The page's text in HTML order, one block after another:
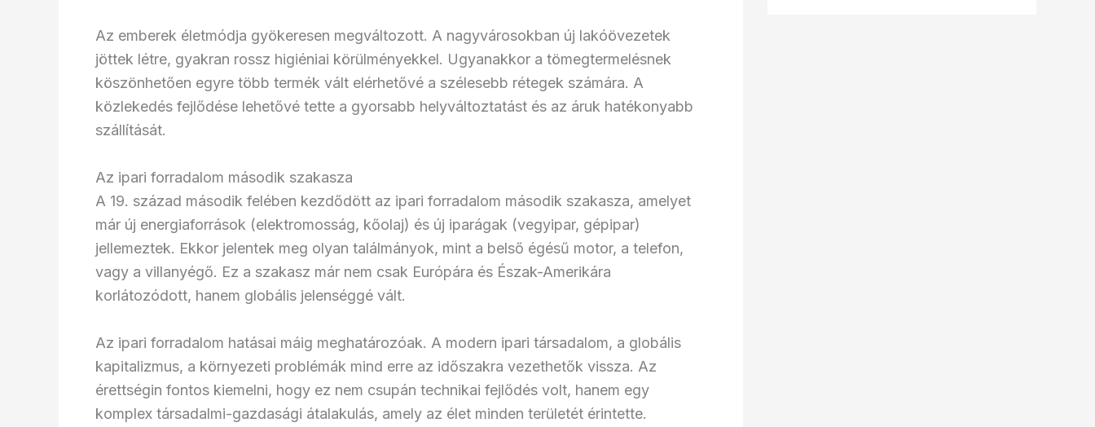
Az emberek életmódja gyökeresen megváltozott. A nagyvárosokban új lakóövezetek
jöttek létre, gyakran rossz higiéniai körülményekkel. Ugyanakkor a tömegtermelésnek
köszönhetően egyre több termék vált elérhetővé a szélesebb rétegek számára. A
közlekedés fejlődése lehetővé tette a gyorsabb helyváltoztatást és az áruk hatékonyabb
szállítását.
Az ipari forradalom második szakasza
A 19. század második felében kezdődött az ipari forradalom második szakasza, amelyet
már új energiaforrások (elektromosság, kőolaj) és új iparágak (vegyipar, gépipar)
jellemeztek. Ekkor jelentek meg olyan találmányok, mint a belső égésű motor, a telefon,
vagy a villanyégő. Ez a szakasz már nem csak Európára és Észak-Amerikára
korlátozódott, hanem globális jelenséggé vált.
Az ipari forradalom hatásai máig meghatározóak. A modern ipari társadalom, a globális
kapitalizmus, a környezeti problémák mind erre az időszakra vezethetők vissza. Az
érettségin fontos kiemelni, hogy ez nem csupán technikai fejlődés volt, hanem egy
komplex társadalmi-gazdasági átalakulás, amely az élet minden területét érintette.